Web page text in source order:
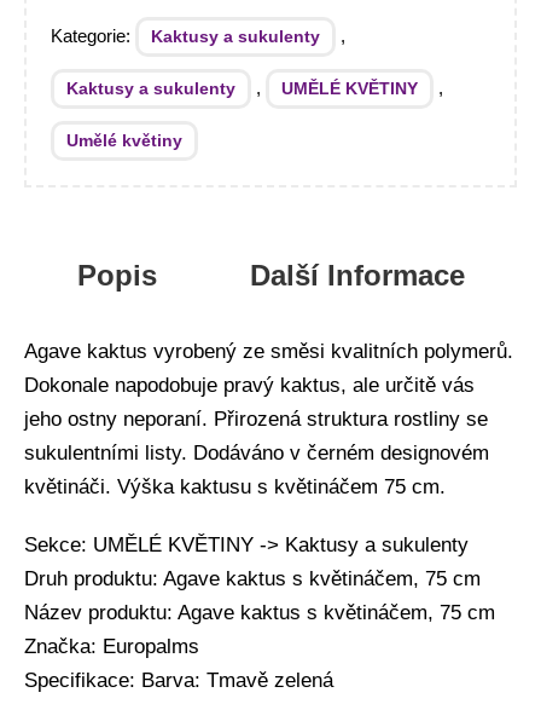
Kategorie: Kaktusy a sukulenty ,
Kaktusy a sukulenty , UMĚLÉ KVĚTINY ,
Umělé květiny
Popis Další Informace
Agave kaktus vyrobený ze směsi kvalitních polymerů.
Dokonale napodobuje pravý kaktus, ale určitě vás
jeho ostny neporaní. Přirozená struktura rostliny se
sukulentními listy. Dodáváno v černém designovém
květináči. Výška kaktusu s květináčem 75 cm.
Sekce: UMĚLÉ KVĚTINY -> Kaktusy a sukulenty
Druh produktu: Agave kaktus s květináčem, 75 cm
Název produktu: Agave kaktus s květináčem, 75 cm
Značka: Europalms
Specifikace: Barva: Tmavě zelená